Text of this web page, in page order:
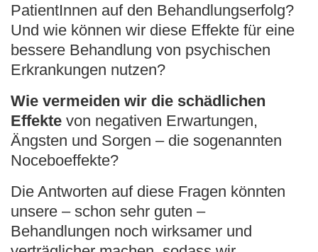
PatientInnen auf den Behandlungserfolg?
Und wie können wir diese Effekte für eine
bessere Behandlung von psychischen
Erkrankungen nutzen?
Wie vermeiden wir die schädlichen
Effekte von negativen Erwartungen,
Ängsten und Sorgen – die sogenannten
Noceboeffekte?
Die Antworten auf diese Fragen könnten
unsere – schon sehr guten –
Behandlungen noch wirksamer und